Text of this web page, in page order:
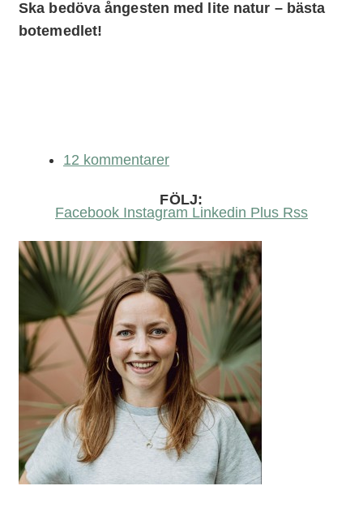
Ska bedöva ångesten med lite natur – bästa
botemedlet!
12 kommentarer
FÖLJ:
Facebook Instagram Linkedin Plus Rss